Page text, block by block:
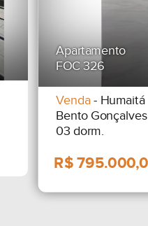
Apartamento
FOC 326
Venda- Humaitá
Bento Gonçalves
03 dorm.